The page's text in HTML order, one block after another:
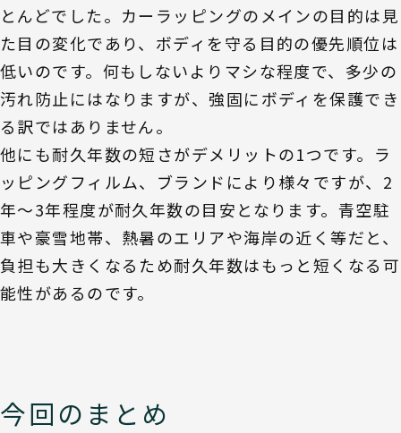
とんどでした。カーラッピングのメインの目的は見
た目の変化であり、ボディを守る目的の優先順位は
低いのです。何もしないよりマシな程度で、多少の
汚れ防止にはなりますが、強固にボディを保護でき
る訳ではありません。
他にも耐久年数の短さがデメリットの1つです。ラ
ッピングフィルム、ブランドにより様々ですが、2
年～3年程度が耐久年数の目安となります。青空駐
車や豪雪地帯、熱暑のエリアや海岸の近く等だと、
負担も大きくなるため耐久年数はもっと短くなる可
能性があるのです。
今回のまとめ